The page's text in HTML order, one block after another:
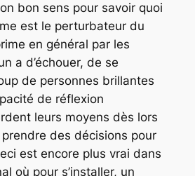
bon sens pour savoir quoi
est le perturbateur du
en général par les
a d’échouer, de se
de personnes brillantes
de réflexion
leurs moyens dès lors
prendre des décisions pour
est encore plus vrai dans
où pour s’installer, un